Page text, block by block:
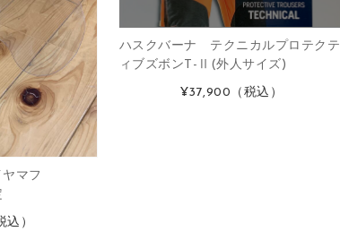
イヤマフ
込）
ハスクバーナ テクニカルプロテクテ
ィブズボンT-Ⅱ(外人サイズ)
¥37,900 （税込）